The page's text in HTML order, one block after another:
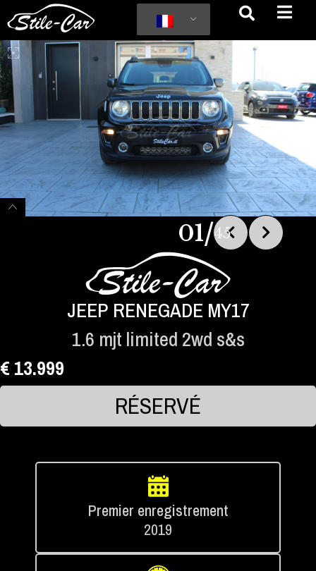
01/45
JEEP RENEGADE MY17
1.6 mjt limited 2wd s&s
€ 13.999
RÉSERVÉ
Premier enregistrement
2019